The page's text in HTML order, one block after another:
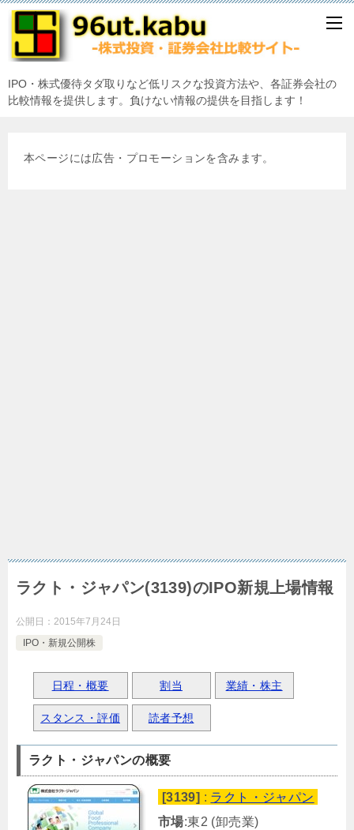
IPO・株式優待タダ取りなど低リスクな投資方法や、各証券会社の
比較情報を提供します。負けない情報の提供を目指します！
本ページには広告・プロモーションを含みます。
ラクト・ジャパン(3139)のIPO新規上場情報
公開日： 2015年7月24日
IPO・新規公開株
日程・概要 割当 業績・株主
スタンス・評価 読者予想
ラクト・ジャパンの概要
[3139] : ラクト・ジャパン
市場:東2 (卸売業)